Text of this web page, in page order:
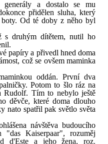
a dostalo se mu
přidělen sluha, který
Od té doby z něho byl
s druhým dítětem, nutil ho
papíry a přivedl hned doma
což se ovšem maminka
oddán. První dva
Potom to šlo ráz na
Tím to nebylo ještě
děvče, které doma dlouho
nato spatřil pak světlo světa
návštěva budoucího
Kaiserpaar", rozuměj
d'Este a jeho žena, roz.